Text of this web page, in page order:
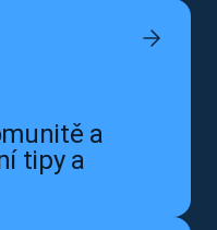
a
tipy a